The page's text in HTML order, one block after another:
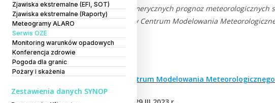
Zjawiska ekstremalne (EFI, SOT)
Zjawiska ekstremalne (Raporty)
Meteogramy ALARO
Serwis OZE
Monitoring warunków opadowych
Konferencja zdrowie
Pogoda dla granic
Pożary i skażenia
Zestawienia danych SYNOP
Treść komentarza do numerycznych prognoz
opracowanie wykonane w Centrum Modelowania
Opracowanie:
dr Grzegorz Duniec,Centrum Modelowania Meteorologicznego